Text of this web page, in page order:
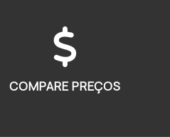
COMPARE PREÇOS